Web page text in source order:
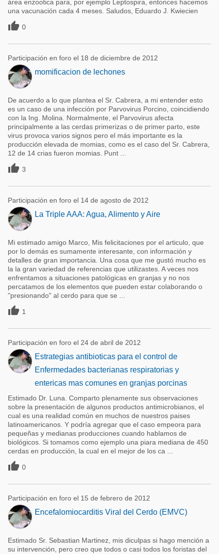
área enzootica para, por ejemplo Leptospira, entonces hacemos
una vacunación cada 4 meses. Saludos, Eduardo J. Kwiecien
 0
Participación en foro el 18 de diciembre de 2012
momificacion de lechones
De acuerdo a lo que plantea el Sr. Cabrera, a mi entender esto
es un caso de una infección por Parvovirus Porcino, coincidiendo
con la Ing. Molina. Normalmente, el Parvovirus afecta
principalmente a las cerdas primerizas o de primer parto, este
virus provoca varios signos pero el más importante es la
producción elevada de momias, como es el caso del Sr. Cabrera,
12 de 14 crias fueron momias. Punt ...
 3
Participación en foro el 14 de agosto de 2012
La Triple AAA: Agua, Alimento y Aire
Mi estimado amigo Marco, Mis felicitaciones por el articulo, que
por lo demás es sumamente interesante, con información y
detalles de gran importancia. Una cosa que me gustó mucho es
la la gran variedad de referencias que utilizastes. A veces nos
enfrentamos a situaciones patológicas en granjas y no nos
percatamos de los elementos que pueden estar colaborando o
"presionando" al cerdo para que se ...
 1
Participación en foro el 24 de abril de 2012
Estrategias antibioticas para el control de
Enfermedades bacterianas respiratorias y
entericas mas comunes en granjas porcinas
Estimado Dr. Luna. Comparto plenamente sus observaciones
sobre la presentación de algunos productos antimicrobianos, el
cual es una realidad común en muchos de nuestros paises
latinoamericanos. Y podría agregar que el caso empeora para
pequeñas y medianas producciones cuando hablamos de
biológicos. Si tomamos como ejemplo una piara mediana de 450
cerdas en producción, la cual en el mejor de los ca ...
 0
Participación en foro el 15 de febrero de 2012
Encefalomiocarditis Viral del Cerdo (EMVC)
Estimado Sr. Sebastian Martinez, mis diculpas si hago mención a
su intervención, pero creo que todos o casi todos los foristas del